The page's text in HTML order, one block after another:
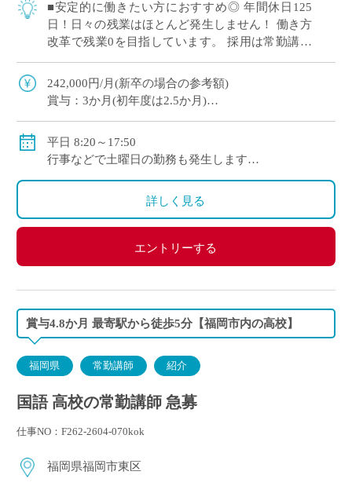
■安定的に働きたい方におすすめ◎ 年間休日125
日！日々の残業はほとんど発生しません！ 働き方
改革で残業0を目指しています。 採用は常勤講師
はあります！ 仕事もプライベート […]
242,000円/月(新卒の場合の参考額)
賞与：3か月(初年度は2.5か月)
平日 8:20～17:50
行事などで土曜日の勤務も発生します
※年間変形労働時間制
詳しく見る
エントリーする
賞与4.8か月 最寄駅から徒歩5分【福岡市内の高校】
福岡県 常勤講師 紹介
国語 高校の常勤講師 急募
仕事NO：F262-2604-070kok
福岡県福岡市東区